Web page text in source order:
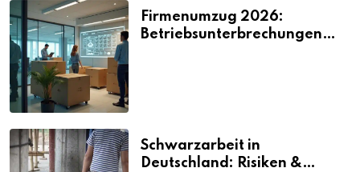
Firmenumzug 2026:
Betriebsunterbrechungen
Schwarzarbeit in
Deutschland: Risiken &